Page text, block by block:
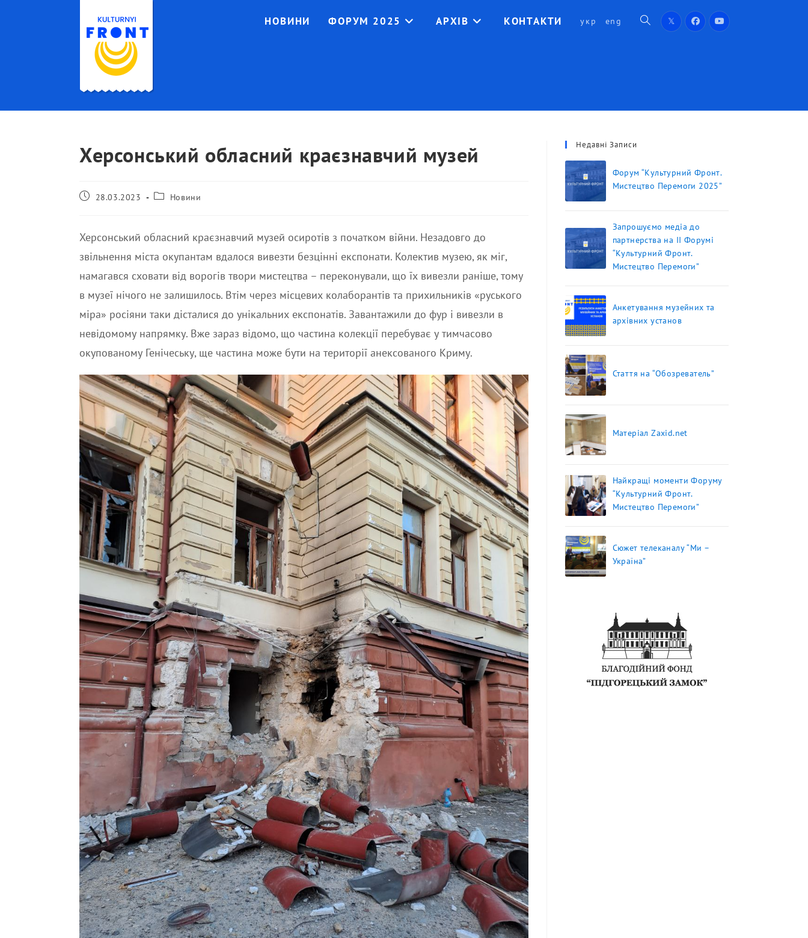
НОВИНИ ФОРУМ 2025 АРХІВ КОНТАКТИ укр eng
Херсонський обласний краєзнавчий музей
28.03.2023 Новини
Херсонський обласний краєзнавчий музей осиротів з початком війни. Незадовго до
звільнення міста окупантам вдалося вивезти безцінні експонати. Колектив музею, як міг,
намагався сховати від ворогів твори мистецтва – переконували, що їх вивезли раніше, тому
в музеї нічого не залишилось. Втім через місцевих колаборантів та прихильників «руського
міра» росіяни таки дісталися до унікальних експонатів. Завантажили до фур і вивезли в
невідомому напрямку. Вже зараз відомо, що частина колекції перебуває у тимчасово
окупованому Генічеську, ще частина може бути на території анексованого Криму.
Недавні Записи
Форум “Культурний Фронт.
Мистецтво Перемоги 2025”
Запрошуємо медіа до
партнерства на ІІ Форумі
“Культурний Фронт.
Мистецтво Перемоги”
Анкетування музейних та
архівних установ
Стаття на “Обозреватель”
Матеріал Zaxid.net
Найкращі моменти Форуму
“Культурний Фронт.
Мистецтво Перемоги”
Сюжет телеканалу “Ми –
Україна”